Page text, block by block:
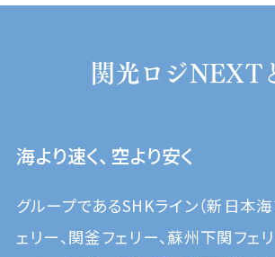
関光ロジNEXT
海より速く、空より安く
グループであるSHKライン（新日本海
ェリー、関釜フェリー、蘇州下関フェ